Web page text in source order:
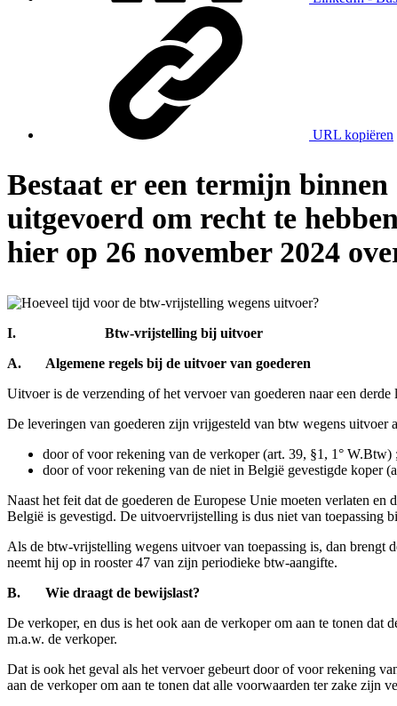
URL kopiëren
Bestaat er een termijn
uitgevoerd om recht te
hier op 26 november 2024
I. Btw-vrijstelling bij uitvoer
A. Algemene regels bij de uitvoer van goederen
Uitvoer is de verzending of het vervoer van goederen naar een
De leveringen van goederen zijn vrijgesteld van btw wegens uitvoer
door of voor rekening van de verkoper (art. 39, §1, 1° W.Btw) ;
door of voor rekening van de niet in België gevestigde koper
Naast het feit dat de goederen de Europese Unie moeten verlaten
België is gevestigd. De uitvoervrijstelling is dus niet van toepassing
Als de btw-vrijstelling wegens uitvoer van toepassing is, dan
neemt hij op in rooster 47 van zijn periodieke btw-aangifte.
B. Wie draagt de bewijslast?
De verkoper, en dus is het ook aan de verkoper om aan te tonen
m.a.w. de verkoper.
Dat is ook het geval als het vervoer gebeurt door of voor rekening
aan de verkoper om aan te tonen dat alle voorwaarden ter zake zijn